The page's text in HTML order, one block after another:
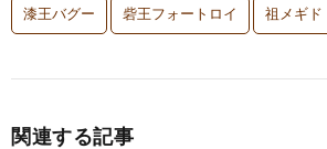
漆王バグー 砦王フォートロイ 祖メギド
関連する記事